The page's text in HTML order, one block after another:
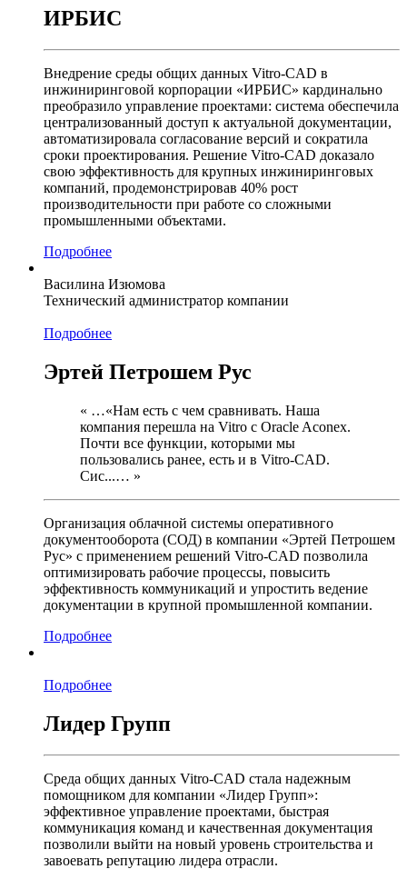
ИРБИС
Внедрение среды общих данных Vitro-CAD в
инжиниринговой корпорации «ИРБИС» кардинально
преобразило управление проектами: система обеспечила
централизованный доступ к актуальной документации,
автоматизировала согласование версий и сократила
сроки проектирования. Решение Vitro-CAD доказало
свою эффективность для крупных инжиниринговых
компаний, продемонстрировав 40% рост
производительности при работе со сложными
промышленными объектами.
Подробнее
Василина Изюмова
Технический администратор компании
Подробнее
Эртей Петрошем Рус
« …«Нам есть с чем сравнивать. Наша
компания перешла на Vitro с Oracle Aconex.
Почти все функции, которыми мы
пользовались ранее, есть и в Vitro-CAD.
Сис...… »
Организация облачной системы оперативного
документооборота (СОД) в компании «Эртей Петрошем
Рус» с применением решений Vitro-CAD позволила
оптимизировать рабочие процессы, повысить
эффективность коммуникаций и упростить ведение
документации в крупной промышленной компании.
Подробнее
Подробнее
Лидер Групп
Среда общих данных Vitro-CAD стала надежным
помощником для компании «Лидер Групп»:
эффективное управление проектами, быстрая
коммуникация команд и качественная документация
позволили выйти на новый уровень строительства и
завоевать репутацию лидера отрасли.